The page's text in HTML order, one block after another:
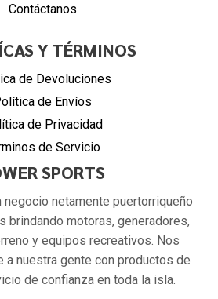
Contáctanos
Y TÉRMINOS
de Devoluciones
de Envíos
de Privacidad
de Servicio
SPORTS
negocio netamente puertorriqueño
brindando motoras, generadores,
y equipos recreativos. Nos
a nuestra gente con productos de
de confianza en toda la isla.